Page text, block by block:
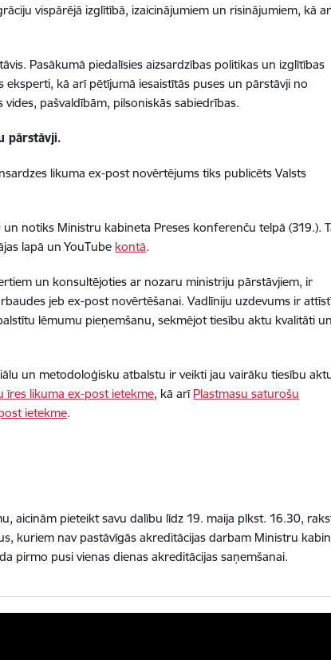
vispārējā izglītībā, izaicinājumiem un risinājumiem, kā
Pasākumā piedalīsies aizsardzības politikas un izglītības
kā arī pētījumā iesaistītās puses un pārstāvji no
pašvaldībām, pilsoniskās sabiedrības.
pārstāvji.
likuma ex-post novērtējums tiks publicēts Valsts
notiks Ministru kabineta Preses konferenču telpā (319.).
lapā un YouTube kontā.
un konsultējoties ar nozaru ministriju pārstāvjiem, ir
jeb ex-post novērtēšanai. Vadlīniju uzdevums ir
lēmumu pieņemšanu, sekmējot tiesību aktu kvalitāti un
un metodoloģisku atbalstu ir veikti jau vairāku tiesību
īres likuma ex-post ietekme, kā arī Plastmasu saturošu
ietekme.
aicinām pieteikt savu dalību līdz 19. maija plkst. 16.30,
kuriem nav pastāvīgās akreditācijas darbam Ministru
pirmo pusi vienas dienas akreditācijas saņemšanai.